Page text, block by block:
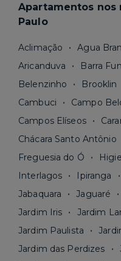
Apartamentos nos
Paulo
Aclimação Agua
Aricanduva
Barra
Belenzinho
Brooklin
Cambuci
Campo
Campos Elíseos
Chácara Santo Antônio
Freguesia do Ó
Interlagos
Ipiranga
Jabaquara
Jaguaré
Jardim Iris
Jardim
Jardim Paulista
Jardim das Perdizes